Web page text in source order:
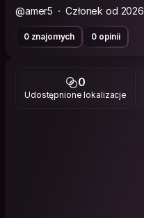
@amer5 Członek od 2026
0 znajomych 0 opinii
0
Udostępnione lokalizacje